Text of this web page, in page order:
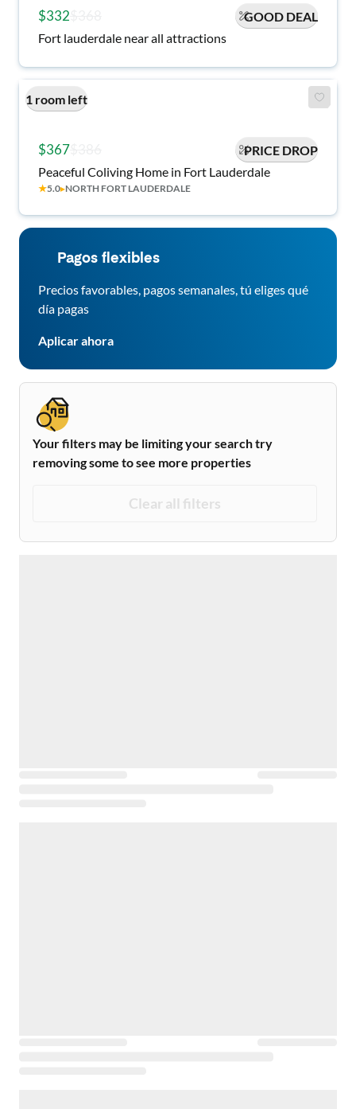
$332
GOOD DEAL
Fort lauderdale near all attractions
1 room left
$367
PRICE DROP
Peaceful Coliving Home in Fort Lauderdale
★5.0▸NORTH FORT LAUDERDALE
Pagos flexibles
Precios favorables, pagos semanales, tú eliges qué
día pagas
Aplicar ahora
Your filters may be limiting your search try
removing some to see more properties
Clear all filters